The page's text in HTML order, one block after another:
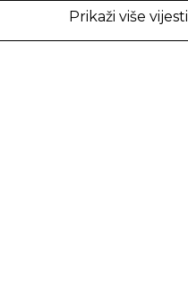
Prikaži više vijesti